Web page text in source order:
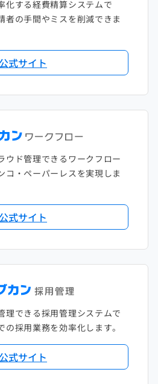
化する経費精算システムで
者の手間やミスを削減できま
公式サイト
ウド管理できるワークフロー
コ・ペーパーレスを実現しま
公式サイト
理できる採用管理システムで
採用業務を効率化します。
公式サイト